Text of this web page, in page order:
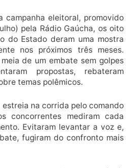
campanha eleitoral, promovido
pela Rádio Gaúcha, os oito
do Estado deram uma mostra
nos próximos três meses.
de um embate sem golpes
propostas, rebateram
temas polêmicos.
na corrida pelo comando
concorrentes mediram cada
Evitaram levantar a voz e,
fugiram do confronto mais